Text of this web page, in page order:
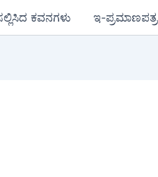
ಕವನಗಳು ಇ-ಪ್ರಮಾಣಪತ್ರ